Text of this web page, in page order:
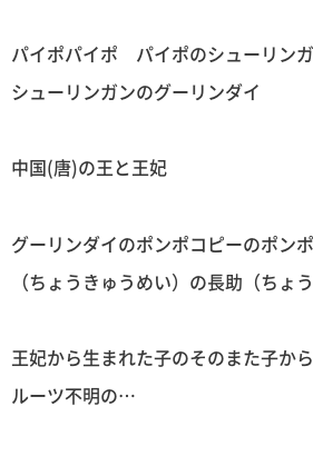
パイポパイポ パイポのシューリン
シューリンガンのグーリンダイ
中国(唐)の王と王妃
グーリンダイのポンポコピーのポ
（ちょうきゅうめい）の長助（ちょ
王妃から生まれた子のそのまた子か
ルーツ不明の…